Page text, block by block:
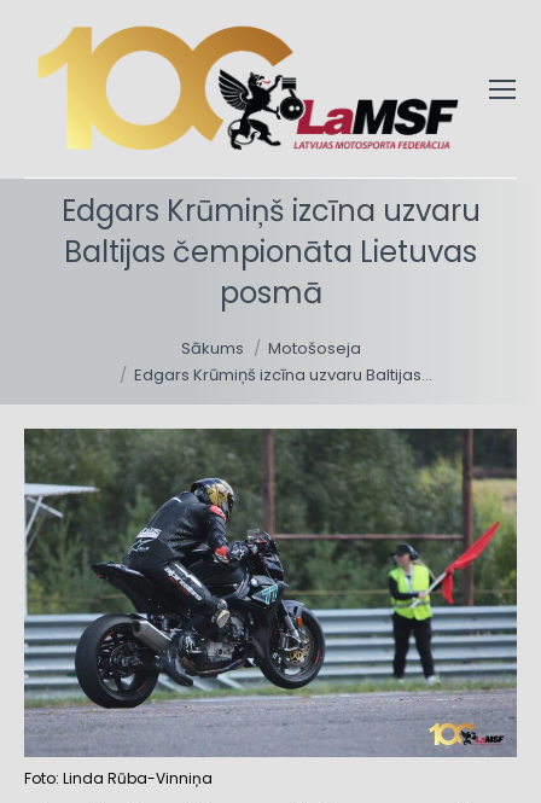
Edgars Krūmiņš izcīna uzvaru
Baltijas čempionāta Lietuvas
posmā
Sākums
Motošoseja
Edgars Krūmiņš izcīna uzvaru Baltijas…
Foto: Linda Rūba-Vinniņa